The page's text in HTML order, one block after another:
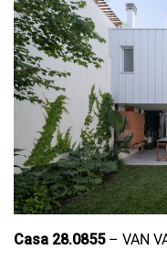
Casa 28.0855– VAN